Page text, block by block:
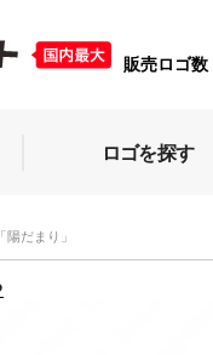
販売ロゴ数
ロゴを探す
陽だまり」